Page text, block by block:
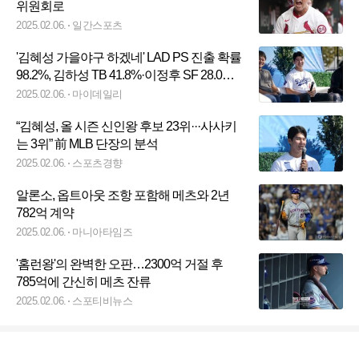
위원회로
2025.02.06. 일간스포츠
'김혜성 가을야구 하겠네' LAD PS 진출 확률
98.2%, 김하성 TB 41.8%·이정후 SF 28.0%
…0.1% 공동 꼴찌는 누구?
2025.02.06. 마이데일리
“김혜성, 올 시즌 신인왕 후보 23위···사사키
는 3위” 前 MLB 단장의 분석
2025.02.06. 스포츠경향
알론소, 옵트아웃 조항 포함해 메츠와 2년
782억 계약
2025.02.06. 마니아타임즈
'홈런왕'의 완벽한 오판…2300억 거절 후
785억에 간신히 메츠 잔류
2025.02.06. 스포티비뉴스